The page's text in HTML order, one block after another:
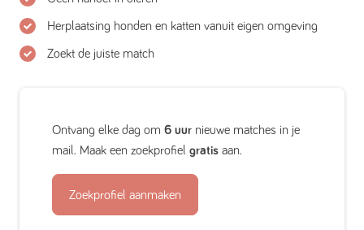
Herplaatsing honden en katten vanuit eigen omgeving
Zoekt de juiste match
Ontvang elke dag om 6 uur nieuwe matches in je
mail. Maak een zoekprofiel gratis aan.
Zoekprofiel aanmaken